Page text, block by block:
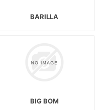
BARILLA
BIG BOM